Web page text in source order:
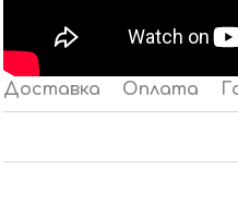
Доставка Оплата